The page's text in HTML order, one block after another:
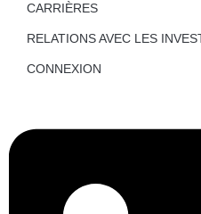
CARRIÈRES
RELATIONS AVEC LES
CONNEXION